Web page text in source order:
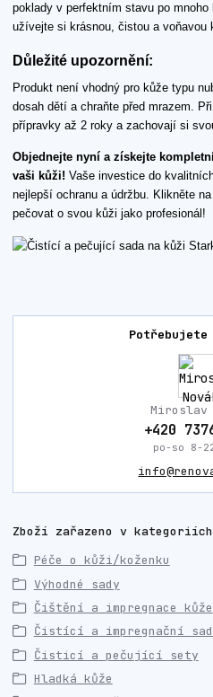
poklady v perfektním stavu po
užívejte si krásnou, čistou a voňavou
Důležité upozornění:
Produkt není vhodný pro kůže typu
dosah dětí a chraňte před mrazem.
přípravky až 2 roky a zachovají si
Objednejte nyní a získejte
vaši kůži! Vaše investice do
nejlepší ochranu a údržbu. Klikněte
pečovat o svou kůži jako profesionál!
Miroslav
+420
po-so 8-
Zboží zařazeno v kategoriích
Péče o kůži/koženku
Výhodné sady
Čištění a impregnace kůže
Čistící a impregnační
Čisticí a pečující sety
Hladká kůže